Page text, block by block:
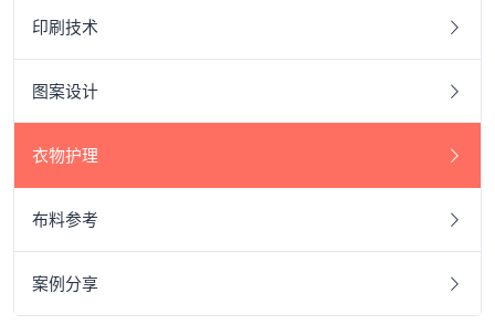
印刷技术
图案设计
衣物护理
布料参考
案例分享